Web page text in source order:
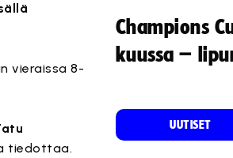
vieraissa 8-
tiedottaa.
Champions
kuussa –
UUTISET